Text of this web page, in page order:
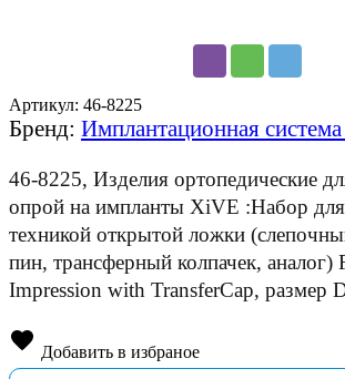
Артикул: 46-8225
Бренд: Имплантационная
46-8225, Изделия ортопедические
опрой на импланты XiVE :Набор
техникой открытой ложки
пин, трансферный колпачек,
Impression with TransferCap, размер
Добавить в избраное